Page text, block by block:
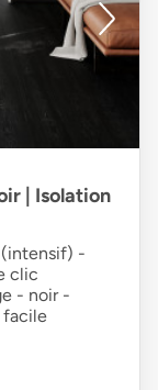
| Isolation
-
clic
- noir -
facile